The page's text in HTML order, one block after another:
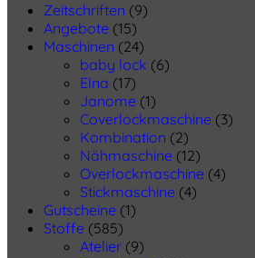
Zeitschriften (9)
Angebote (15)
Maschinen (24)
baby lock (6)
Elna (17)
Janome (1)
Coverlockmaschine (3)
Kombination (2)
Nähmaschine (12)
Overlockmaschine (4)
Stickmaschine (4)
Gutscheine (1)
Stoffe (585)
Atelier (9)